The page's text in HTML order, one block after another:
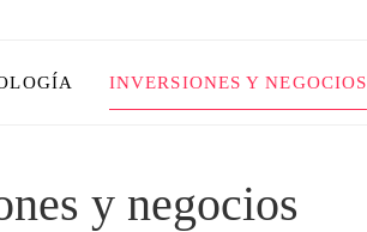
INVERSIONES Y NEGOCIOS
y negocios